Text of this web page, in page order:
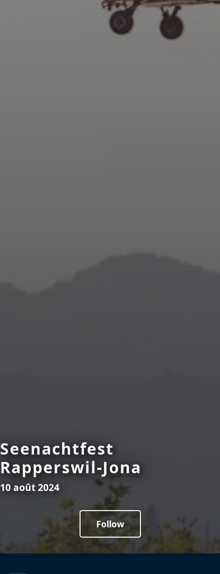
Seenachtfest
Rapperswil-Jona
10 août 2024
Follow